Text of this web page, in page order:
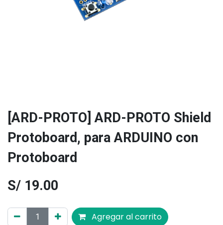
[ARD-PROTO] ARD-PROTO Shield
Protoboard, para ARDUINO con
Protoboard
S/ 19.00
Agregar al carrito